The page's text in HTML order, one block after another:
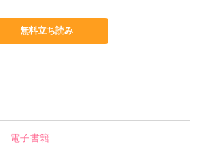
無料立ち読み
電子書籍